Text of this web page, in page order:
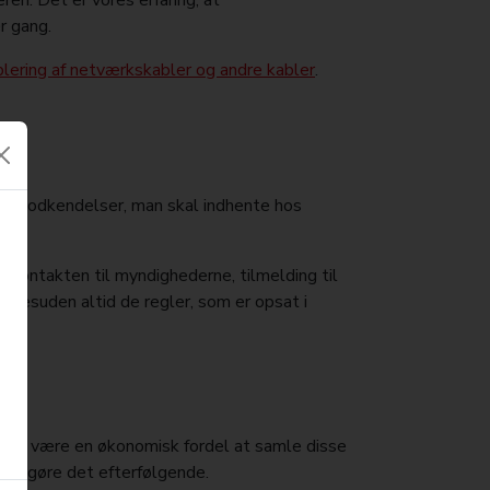
gang.
af netværkskabler og andre kabler.
godkendelser, man skal indhente hos
kontakten til myndighederne, tilmelding til
altid de regler, som er opsat i
være en økonomisk fordel at samle disse
at gøre det efterfølgende.